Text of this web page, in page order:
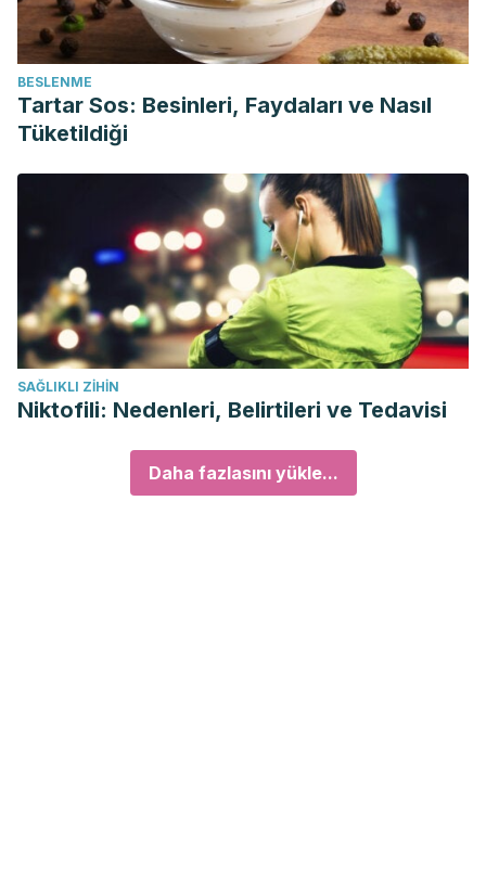
BESLENME
Tartar Sos: Besinleri, Faydaları ve Nasıl
Tüketildiği
SAĞLIKLI ZIHIN
Niktofili: Nedenleri, Belirtileri ve Tedavisi
Daha fazlasını yükle...